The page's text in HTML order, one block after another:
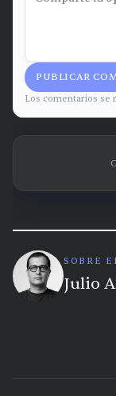
PUBLICAR
Los comentarios se
SOBRE
Julio